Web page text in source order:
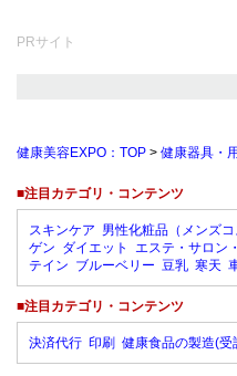
PRサイト
健康美容EXPO：TOP > 健康器具・
■注目カテゴリ・コンテンツ
スキンケア 男性化粧品（メンズコ
ゲン ダイエット エステ・サロン
テイン ブルーベリー 豆乳 寒天
■注目カテゴリ・コンテンツ
決済代行 印刷 健康食品の製造(受